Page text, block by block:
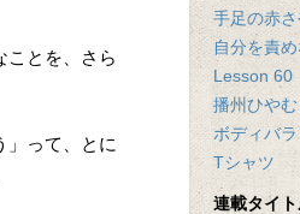
ことを、さら
」って、とに
手足の赤
自分を責
Lesson 60
播州ひや
ボディバ
Tシャツ
連載タイ